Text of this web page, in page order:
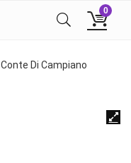
0
Conte Di Campiano